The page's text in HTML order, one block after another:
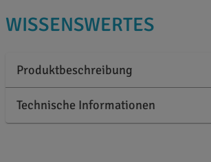
WISSENSWERTES
Produktbeschreibung
Technische Informationen